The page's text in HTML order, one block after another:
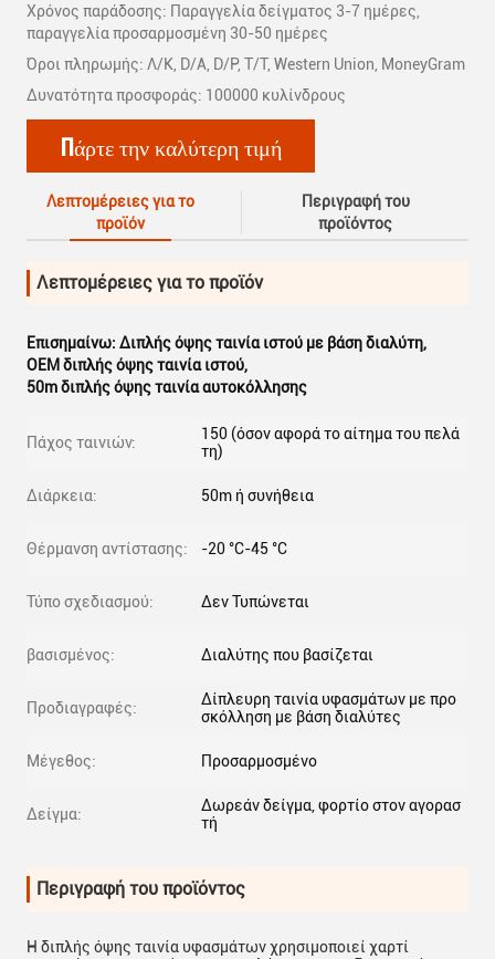
Χρόνος παράδοσης: Παραγγελία δείγματος 3-7 ημέρες,
παραγγελία προσαρμοσμένη 30-50 ημέρες
Όροι πληρωμής: Λ/Κ, D/A, D/P, T/T, Western Union, MoneyGram
Δυνατότητα προσφοράς: 100000 κυλίνδρους
Πάρτε την καλύτερη τιμή
Λεπτομέρειες για το
προϊόν
Περιγραφή του
προϊόντος
Λεπτομέρειες για το προϊόν
Επισημαίνω: Διπλής όψης ταινία ιστού με βάση διαλύτη,
OEM διπλής όψης ταινία ιστού,
50m διπλής όψης ταινία αυτοκόλλησης
Πάχος ταινιών:
150 (όσον αφορά το αίτημα του πελά
τη)
Διάρκεια: 50m ή συνήθεια
Θέρμανση αντίστασης: -20 °C-45 °C
Τύπο σχεδιασμού: Δεν Τυπώνεται
βασισμένος: Διαλύτης που βασίζεται
Προδιαγραφές:
Δίπλευρη ταινία υφασμάτων με προ
σκόλληση με βάση διαλύτες
Μέγεθος: Προσαρμοσμένο
Δείγμα:
Δωρεάν δείγμα, φορτίο στον αγορασ
τή
Περιγραφή του προϊόντος
Η διπλής όψης ταινία υφασμάτων χρησιμοποιεί χαρτί